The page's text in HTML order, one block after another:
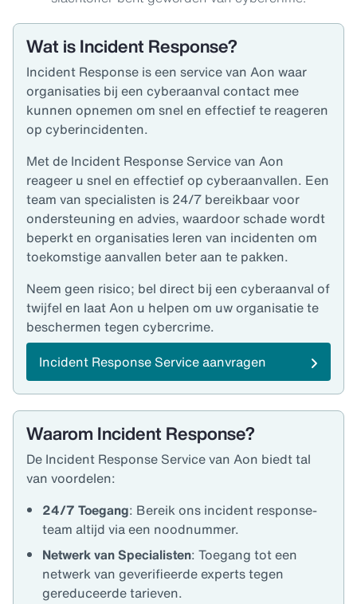
Wat is Incident Response?
Incident Response is een service van Aon waar
organisaties bij een cyberaanval contact mee
kunnen opnemen om snel en effectief te reageren
op cyberincidenten.
Met de Incident Response Service van Aon
reageer u snel en effectief op cyberaanvallen. Een
team van specialisten is 24/7 bereikbaar voor
ondersteuning en advies, waardoor schade wordt
beperkt en organisaties leren van incidenten om
toekomstige aanvallen beter aan te pakken.
Neem geen risico; bel direct bij een cyberaanval of
twijfel en laat Aon u helpen om uw organisatie te
beschermen tegen cybercrime.
Incident Response Service aanvragen
Waarom Incident Response?
De Incident Response Service van Aon biedt tal
van voordelen:
24/7 Toegang: Bereik ons incident response-
team altijd via een noodnummer.
Netwerk van Specialisten: Toegang tot een
netwerk van geverifieerde experts tegen
gereduceerde tarieven.